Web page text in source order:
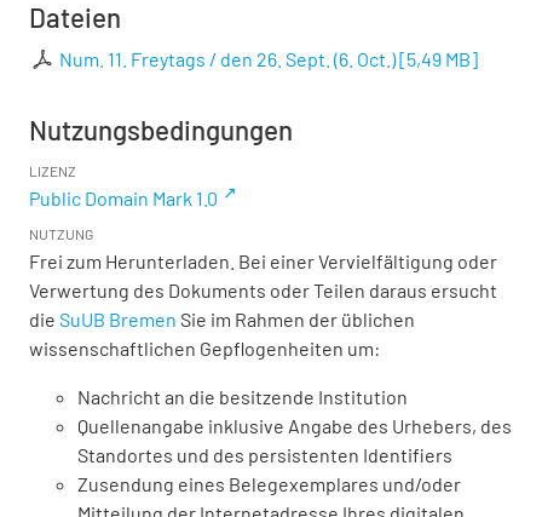
Dateien
Num. 11. Freytags / den 26. Sept. (6. Oct.)[5,49 MB]
Nutzungsbedingungen
LIZENZ
Public Domain Mark 1.0
NUTZUNG
Frei zum Herunterladen. Bei einer Vervielfältigung oder
Verwertung des Dokuments oder Teilen daraus ersucht
die SuUB Bremen Sie im Rahmen der üblichen
wissenschaftlichen Gepflogenheiten um:
Nachricht an die besitzende Institution
Quellenangabe inklusive Angabe des Urhebers, des
Standortes und des persistenten Identifiers
Zusendung eines Belegexemplares und/oder